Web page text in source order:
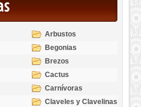
Arbustos
Begonias
Brezos
Cactus
Carnívoras
Claveles y Clavelinas